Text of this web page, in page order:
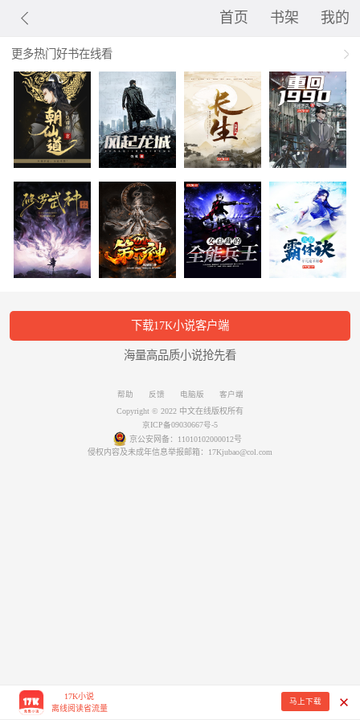
首页 书架 我的
更多热门好书在线看
下载17K小说客户端
海量高品质小说抢先看
帮助 反馈 电脑版
客户端
Copyright © 2022 中文在线版权所有
京ICP备09030667号-5
京公安网备：11010102000012号
侵权内容及未成年信息举报邮箱：17Kjubao@col.com
17K小说
离线阅读省流量
马上下载